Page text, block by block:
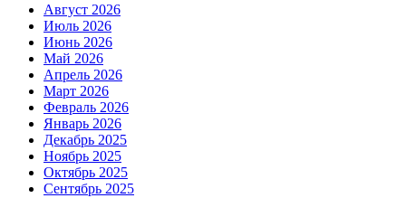
Август 2026
Июль 2026
Июнь 2026
Май 2026
Апрель 2026
Март 2026
Февраль 2026
Январь 2026
Декабрь 2025
Ноябрь 2025
Октябрь 2025
Сентябрь 2025